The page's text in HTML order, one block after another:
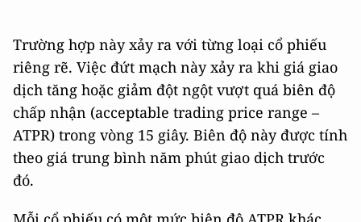
Trường hợp này xảy ra với từng loại cổ phiếu
riêng rẽ. Việc đứt mạch này xảy ra khi giá giao
dịch tăng hoặc giảm đột ngột vượt quá biên độ
chấp nhận (acceptable trading price range –
ATPR) trong vòng 15 giây. Biên độ này được tính
theo giá trung bình năm phút giao dịch trước
đó.